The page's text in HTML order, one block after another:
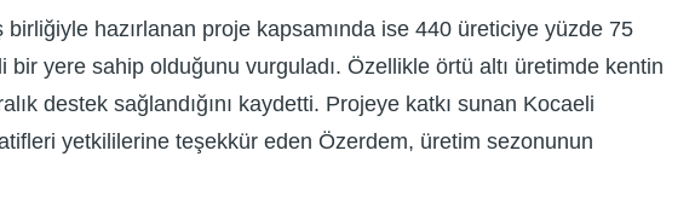
hazırlanan proje kapsamında ise 440 üreticiye yüzde 75
bir yere sahip olduğunu vurguladı. Özellikle örtü altı üretimde kentin
destek sağlandığını kaydetti. Projeye katkı sunan Kocaeli
yetkililerine teşekkür eden Özerdem, üretim sezonunun